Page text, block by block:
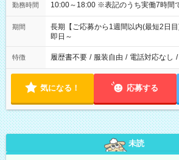
勤務時間 10:00～18:00 ※表記のうち実働7時
期間
長期【ご応募から1週間以内(最短2日目
即日～
特徴 履歴書不要 / 服装自由 / 電話対応なし /
気になる！ 応募する
未読